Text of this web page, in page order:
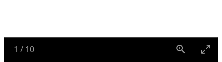
1 / 10